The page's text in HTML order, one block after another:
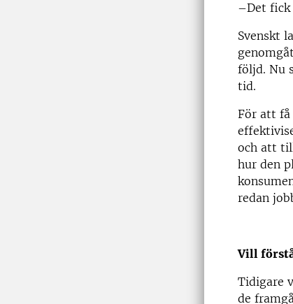
–Det fick
Svenskt
följd. Nu
tid.
För att få
och att
hur den
redan
Vill
Tidigare
de